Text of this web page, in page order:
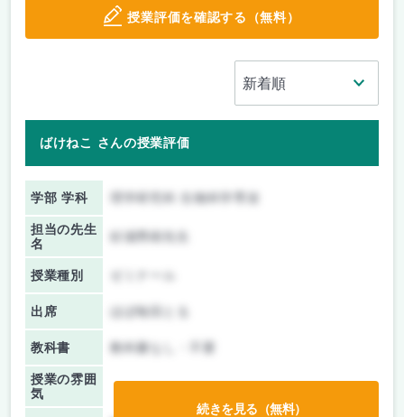
授業評価を確認する（無料）
ばけねこ さんの授業評価
学部 学科 理学研究科 生物科学専攻
担当の先生
名
授業種別
出席 ほぼ毎回とる
教科書 教科書なし・不要
授業の雰囲
気
続きを見る（無料）